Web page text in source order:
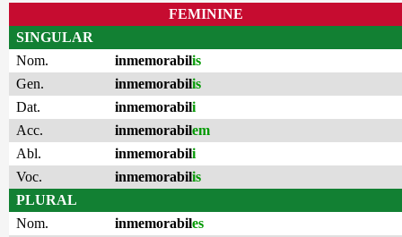
FEMININE
SINGULAR
Nom.
inmemorabilis
Gen.
inmemorabilis
Dat.
inmemorabili
Acc.
inmemorabilem
Abl.
inmemorabili
Voc.
inmemorabilis
PLURAL
Nom.
inmemorabiles